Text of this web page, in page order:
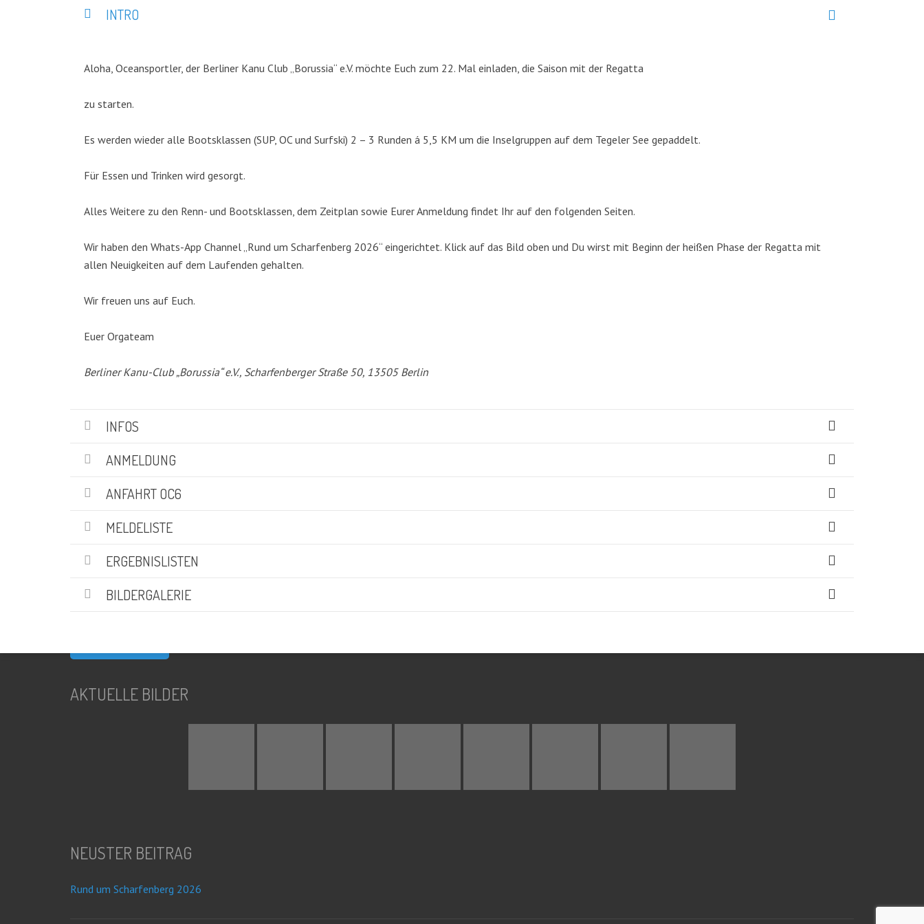
INTRO
Aloha, Oceansportler, der Berliner Kanu Club „Borussia“ e.V. möchte Euch zum 22. Mal einladen, die Saison mit der Regatta
zu starten.
Es werden wieder alle Bootsklassen (SUP, OC und Surfski) 2 – 3 Runden á 5,5 KM um die Inselgruppen auf dem Tegeler See gepaddelt.
Für Essen und Trinken wird gesorgt.
Alles Weitere zu den Renn- und Bootsklassen, dem Zeitplan sowie Eurer Anmeldung findet Ihr auf den folgenden Seiten.
Wir haben den Whats-App Channel „Rund um Scharfenberg 2026“ eingerichtet. Klick auf das Bild oben und Du wirst mit Beginn der heißen Phase der Regatta mit
allen Neuigkeiten auf dem Laufenden gehalten.
Wir freuen uns auf Euch.
Euer Orgateam
Berliner Kanu-Club „Borussia“ e.V., Scharfenberger Straße 50, 13505 Berlin
INFOS
ANMELDUNG
ANFAHRT OC6
MELDELISTE
ERGEBNISLISTEN
BILDERGALERIE
KATEGORIEN
Abteilungen (5)
Kanadier(6)
Kanu-Rennsport
Kids – Teens (10)
Social Marketing(1)
Wir über uns (19)
SUCHE
Suchen
AKTUELLE BILDER
NEUSTER BEITRAG
Rund um Scharfenberg 2026